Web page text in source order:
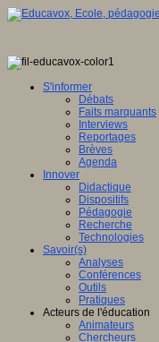
S'informer
Débats
Faits marquants
Interviews
Reportages
Brèves
Agenda
Innover
Didactique
Dispositifs
Pédagogie
Recherche
Technologies
Savoir(s)
Analyses
Conférences
Outils
Pratiques
Acteurs de l'éducation
Animateurs
Chercheurs